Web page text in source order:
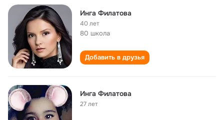
Инга Филатова
40 лет
80 школа
Добавить в друзья
Инга Филатова
27 лет